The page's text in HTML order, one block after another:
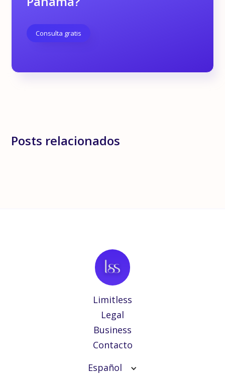
Consulta gratis
Posts relacionados
Limitless
Legal
Business
Contacto
Español